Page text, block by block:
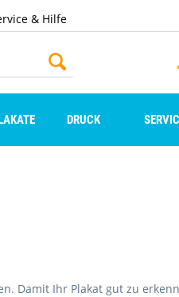
& Hilfe
DRUCK
Damit Ihr Plakat gut zu